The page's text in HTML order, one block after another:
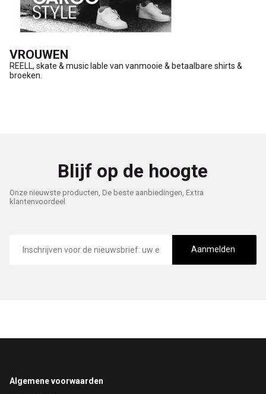
VROUWEN
REELL, skate & music lable van vanmooie & betaalbare shirts &
broeken.
Blijf op de hoogte
Onze nieuwste producten, De beste aanbiedingen, Extra
klantenvoordeel
mailadres
Aanmelden
Footer
Algemene voorwaarden